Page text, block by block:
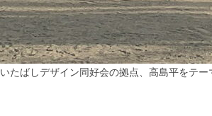
いたばしデザイン同好会の拠点、高島平をテ